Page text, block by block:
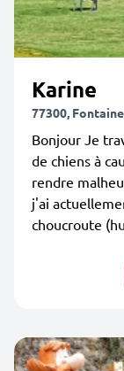
Karine
77300,
Bonjour Je
de chiens à
rendre
j'ai
choucroute